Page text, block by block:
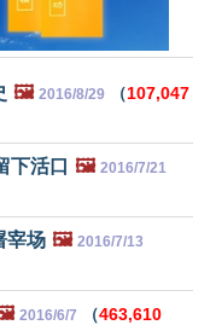
🖼️ 2016/8/29 （107,047
下活口 🖼️ 2016/7/21
宰场 🖼️ 2016/7/13
2016/6/7 （463,610